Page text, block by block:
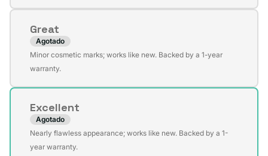
disponible
Great
Agotado
Variante
agotada
disponible
Minor cosmetic marks; works like new. Backed by a 1-year
warranty.
Excellent
Agotado
Variante
agotada
Nearly flawless appearance; works like new. Backed by a 1-
year warranty.